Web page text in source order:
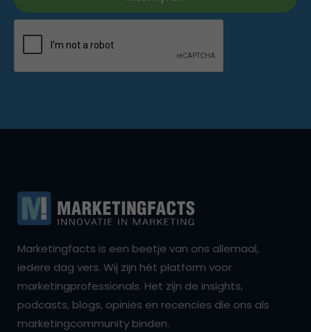
Marketingfacts is een beetje van ons allemaal,
iedere dag vers. Wij zijn hét platform voor
marketingprofessionals. Het zijn de insights,
podcasts, blogs, opinies en recencies die ons als
marketingcommunity binden.